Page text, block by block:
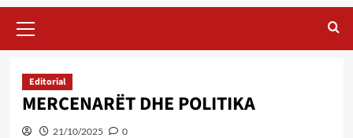
Menu
Editorial
MERCENARËT DHE POLITIKA
21/10/2025 0